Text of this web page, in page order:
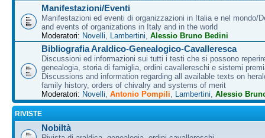
Manifestazioni/Eventi
Manifestazioni ed eventi di organizzazioni in Italia e nel mondo/
and events of organizations in Italy and in the world
Moderatori: Novelli Lambertini Alessio Bruno Bedini
Bibliografia Araldico-Genealogico-Cavalleresca
Discussioni ed informazioni sui tutti i testi che si possono
genealogia, storia di famiglia, ordini cavallereschi e sistemi
Discussions and information regarding all available texts on
family history, orders of chivalry and systems of merit
Moderatori: Novelli Antonio Pompili Lambertini Alessio
RIVISTE
Nobiltà